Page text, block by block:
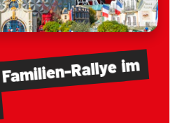
Familien-Rallyeim